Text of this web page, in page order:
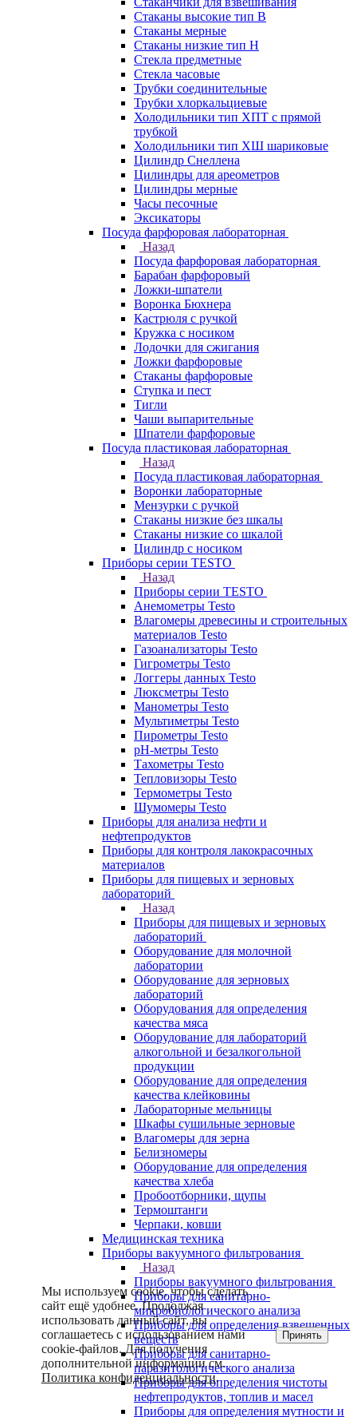
Стаканы высокие тип В
Стаканы мерные
Стаканы низкие тип Н
Стекла предметные
Стекла часовые
Трубки соединительные
Трубки хлоркальциевые
Холодильники тип ХПТ с прямой
трубкой
Холодильники тип ХШ шариковые
Цилиндр Снеллена
Цилиндры для ареометров
Цилиндры мерные
Часы песочные
Эксикаторы
Посуда фарфоровая лабораторная
Назад
Посуда фарфоровая лабораторная
Барабан фарфоровый
Ложки-шпатели
Воронка Бюхнера
Кастрюля с ручкой
Кружка с носиком
Лодочки для сжигания
Ложки фарфоровые
Стаканы фарфоровые
Ступка и пест
Тигли
Чаши выпарительные
Шпатели фарфоровые
Посуда пластиковая лабораторная
Назад
Посуда пластиковая лабораторная
Воронки лабораторные
Мензурки с ручкой
Стаканы низкие без шкалы
Стаканы низкие со шкалой
Цилиндр с носиком
Приборы серии TESTO
Назад
Приборы серии TESTO
Анемометры Testo
Влагомеры древесины и строительных
материалов Testo
Газоанализаторы Testo
Гигрометры Testo
Логгеры данных Testo
Люксметры Testo
Манометры Testo
Мультиметры Testo
Пирометры Testo
pH-метры Testo
Тахометры Testo
Тепловизоры Testo
Термометры Testo
Шумомеры Testo
Приборы для анализа нефти и
нефтепродуктов
Приборы для контроля лакокрасочных
материалов
Приборы для пищевых и зерновых
лабораторий
Назад
Приборы для пищевых и зерновых
лабораторий
Оборудование для молочной
лаборатории
Оборудование для зерновых
лабораторий
Оборудования для определения
качества мяса
Оборудование для лабораторий
алкогольной и безалкогольной
продукции
Оборудование для определения
качества клейковины
Лабораторные мельницы
Шкафы сушильные зерновые
Влагомеры для зерна
Белизномеры
Оборудование для определения
качества хлеба
Пробоотборники, щупы
Термоштанги
Черпаки, ковши
Медицинская техника
Приборы вакуумного фильтрования
Назад
Приборы вакуумного фильтрования
Приборы для санитарно-
микробиологического анализа
Приборы для определения взвешенных
веществ
Приборы для санитарно-
паразитологического анализа
Приборы для определения чистоты
нефтепродуктов, топлив и масел
Приборы для определения мутности и
Мы используем cookie, чтобы сделать
сайт ещё удобнее. Продолжая
использовать данный сайт, вы
соглашаетесь с использованием нами
cookie-файлов. Для получения
дополнительной информации см.
Политика конфиденциальности.
Принять